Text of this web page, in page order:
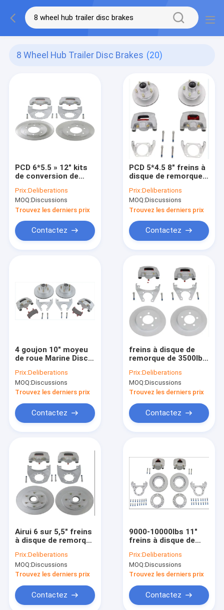
8 Wheel Hub Trailer Disc Brakes (20)
PCD 6*5.5 » 12" kits
de conversion de
remorque des freins
à disque de remorque
de moyeu de roue rv
Prix:Deliberations
MOQ:Discussions
Trouvez les derniers prix
Contactez
PCD 5*4.5 8" freins à
disque de remorque
de roue 3500lbs
Prix:Deliberations
MOQ:Discussions
Trouvez les derniers prix
Contactez
4 goujon 10" moyeu
de roue Marine Disc
Axle Disc Brake Kit de
3500 livres
Prix:Deliberations
MOQ:Discussions
Trouvez les derniers prix
Contactez
freins à disque de
remorque de 3500lbs
disque de moyeu de
roue
Prix:Deliberations
MOQ:Discussions
Trouvez les derniers prix
Contactez
Airui 6 sur 5,5" freins
à disque de remorque
pour des remorques
de rv
Prix:Deliberations
MOQ:Discussions
Trouvez les derniers prix
Contactez
9000-10000lbs 11"
freins à disque de
de hub 8*6.5 » PCD
5/8" goujon
Prix:Deliberations
MOQ:Discussions
Trouvez les derniers prix
Contactez